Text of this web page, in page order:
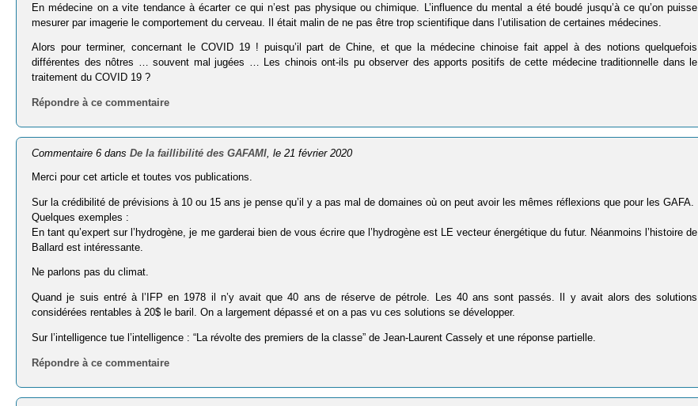
En médecine on a vite tendance à écarter ce qui n’est pas physique ou chimique. L’influence du mental a été boudé jusqu’à ce qu’on puisse
mesurer par imagerie le comportement du cerveau. Il était malin de ne pas être trop scientifique dans l’utilisation de certaines médecines.
Alors pour terminer, concernant le COVID 19 ! puisqu’il part de Chine, et que la médecine chinoise fait appel à des notions quelquefois
différentes des nôtres … souvent mal jugées … Les chinois ont-ils pu observer des apports positifs de cette médecine traditionnelle dans le
traitement du COVID 19 ?
Répondre à ce commentaire
Commentaire 6 dansDe la faillibilité des GAFAMI, le 21 février 2020
Merci pour cet article et toutes vos publications.
Sur la crédibilité de prévisions à 10 ou 15 ans je pense qu’il y a pas mal de domaines où on peut avoir les mêmes réflexions que pour les GAFA.
Quelques exemples :
En tant qu’expert sur l’hydrogène, je me garderai bien de vous écrire que l’hydrogène est LE vecteur énergétique du futur. Néanmoins l’histoire de
Ballard est intéressante.
Ne parlons pas du climat.
Quand je suis entré à l’IFP en 1978 il n’y avait que 40 ans de réserve de pétrole. Les 40 ans sont passés. Il y avait alors des solutions
considérées rentables à 20$ le baril. On a largement dépassé et on a pas vu ces solutions se développer.
Sur l’intelligence tue l’intelligence : “La révolte des premiers de la classe” de Jean-Laurent Cassely et une réponse partielle.
Répondre à ce commentaire